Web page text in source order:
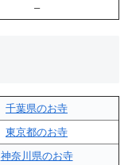
–
千葉県のお寺
東京都のお寺
神奈川県のお寺